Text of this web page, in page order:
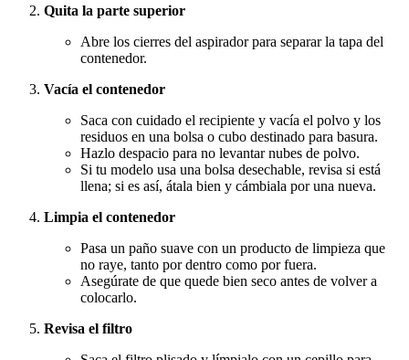
Quita la parte superior
Abre los cierres del aspirador para separar la tapa del
contenedor.
Vacía el contenedor
Saca con cuidado el recipiente y vacía el polvo y los
residuos en una bolsa o cubo destinado para basura.
Hazlo despacio para no levantar nubes de polvo.
Si tu modelo usa una bolsa desechable, revisa si está
llena; si es así, átala bien y cámbiala por una nueva.
Limpia el contenedor
Pasa un paño suave con un producto de limpieza que
no raye, tanto por dentro como por fuera.
Asegúrate de que quede bien seco antes de volver a
colocarlo.
Revisa el filtro